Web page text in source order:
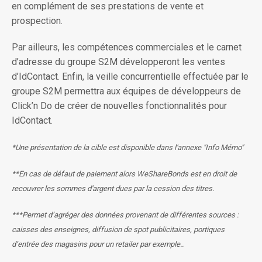
en complément de ses prestations de vente et
prospection.
Par ailleurs, les compétences commerciales et le carnet
d’adresse du groupe S2M développeront les ventes
d’IdContact. Enfin, la veille concurrentielle effectuée par le
groupe S2M permettra aux équipes de développeurs de
Click’n Do de créer de nouvelles fonctionnalités pour
IdContact.
*Une présentation de la cible est disponible dans l'annexe "Info Mémo"
**En cas de défaut de paiement alors WeShareBonds est en droit de
recouvrer les sommes d'argent dues par la cession des titres.
***Permet d’agréger des données provenant de différentes sources :
caisses des enseignes, diffusion de spot publicitaires, portiques
d’entrée des magasins pour un retailer par exemple..